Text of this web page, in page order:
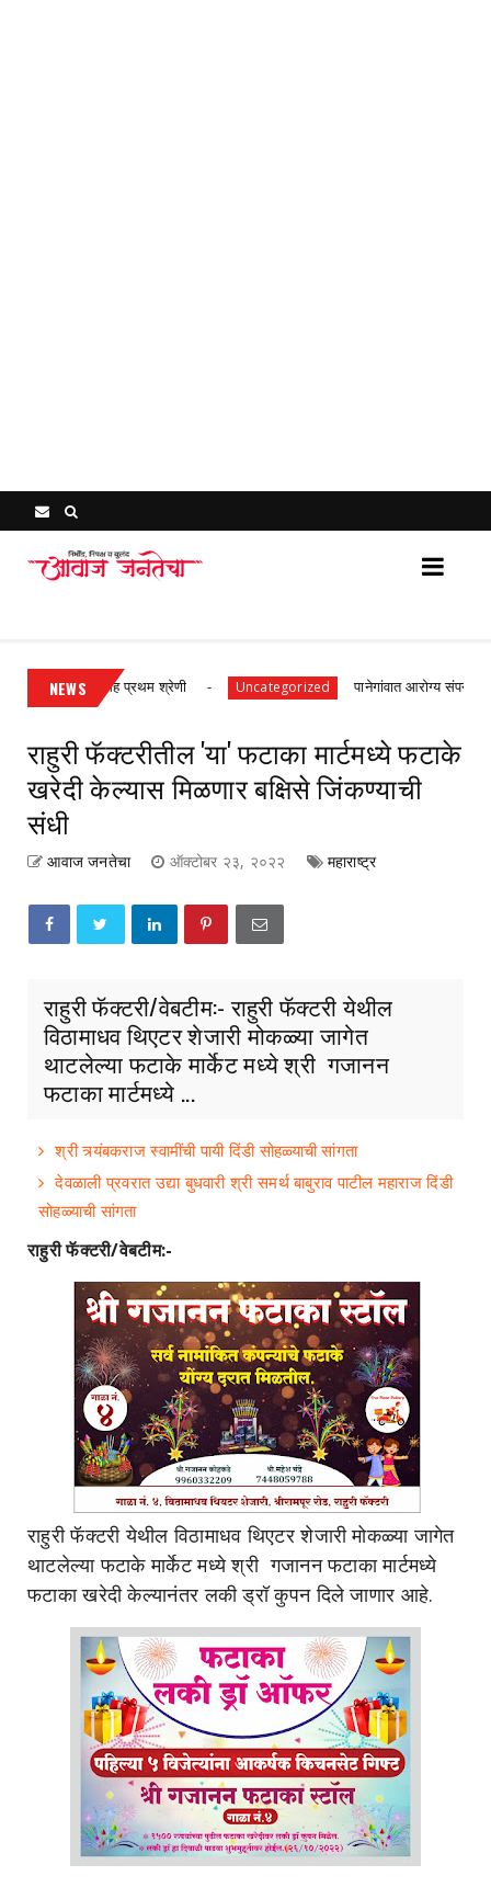
NEWS
९०% गुणांसह प्रथम श्रेणी Uncategorized पानेगांवात आरोग्य संपन्न गाव
राहुरी फॅक्टरीतील 'या' फटाका मार्टमध्ये फटाके
खरेदी केल्यास मिळणार बक्षिसे जिंकण्याची
संधी
आवाज जनतेचा ऑक्टोबर २३, २०२२ महाराष्ट्र
राहुरी फॅक्टरी/वेबटीम:- राहुरी फॅक्टरी येथील
विठामाधव थिएटर शेजारी मोकळ्या जागेत
थाटलेल्या फटाके मार्केट मध्ये श्री गजानन
फटाका मार्टमध्ये ...
श्री त्र्यंबकराज स्वामींची पायी दिंडी सोहळ्याची सांगता
देवळाली प्रवरात उद्या बुधवारी श्री समर्थ बाबुराव पाटील महाराज दिंडी
सोहळ्याची सांगता
राहुरी फॅक्टरी/वेबटीम:-
राहुरी फॅक्टरी येथील विठामाधव थिएटर शेजारी मोकळ्या जागेत
थाटलेल्या फटाके मार्केट मध्ये श्री गजानन फटाका मार्टमध्ये
फटाका खरेदी केल्यानंतर लकी ड्रॉ कुपन दिले जाणार आहे.